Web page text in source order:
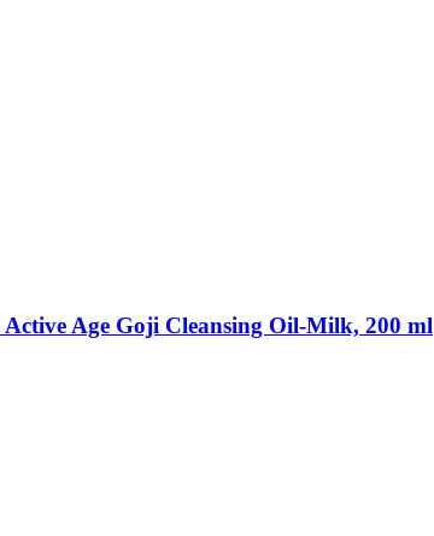
Active Age Goji Cleansing Oil-​Milk, 200 ml